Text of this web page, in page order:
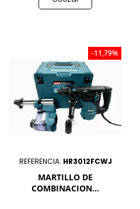
REFERENCIA: HR3012FCWJ
MARTILLO DE
COMBINACION...
-11,79%